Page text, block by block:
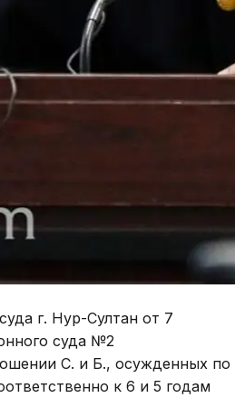
г. Нур-Султан от 7
суда №2
С. и Б., осужденных по
к 6 и 5 годам